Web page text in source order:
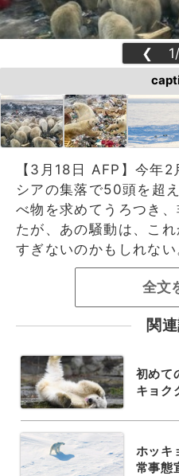
❮
【3月18日 AFP】今年
シアの集落で50頭を超
べ物を求めてうろつき
たが、あの騒動は、こ
すぎないのかもしれない
全文
関
初めて
キョク
ホッキ
常事態